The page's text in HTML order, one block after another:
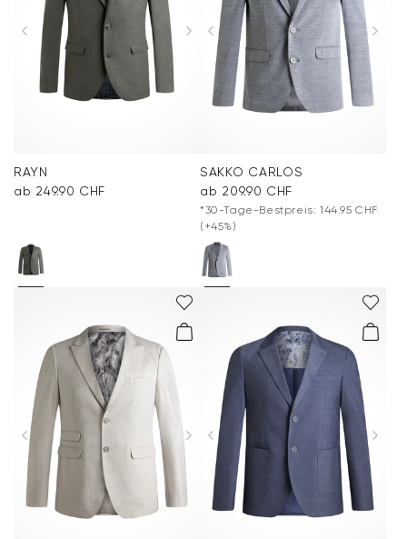
RAYN
ab 249.90 CHF
SAKKO CARLOS
ab 209.90 CHF
*30-Tage-Bestpreis: 144.95 CHF
(+45%)